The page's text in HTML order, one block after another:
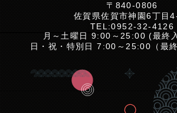
〒840-0806
佐賀県佐賀市神園6丁目
TEL:0952-32-4126
月～土曜日 9:00～25:00 (最終
日・祝・特別日 7:00～25:00（最